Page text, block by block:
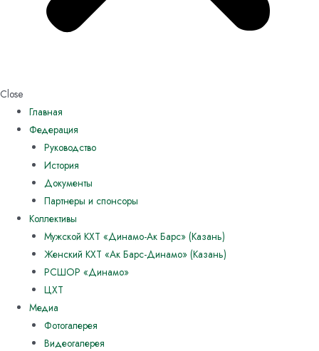
Close
Главная
Федерация
Руководство
История
Документы
Партнеры и спонсоры
Коллективы
Мужской КХТ «Динамо-Ак Барс» (Казань)
Женский КХТ «Ак Барс-Динамо» (Казань)
РСШОР «Динамо»
ЦХТ
Медиа
Фотогалерея
Видеогалерея